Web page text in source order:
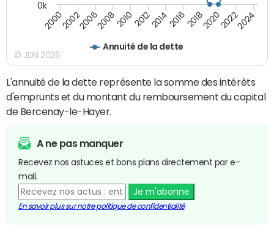
Annuité de la dette
200020022006200820102012201420162018202020222024
0k
© JDN 2026
L'annuité de la dette représente la somme des intérêts
d'emprunts et du montant du remboursement du capital
de Bercenay-le-Hayer.
A ne pas manquer
Recevez nos astuces et bons plans directement par e-
mail.
Je m'abonne
En savoir plus sur notre politique de confidentialité